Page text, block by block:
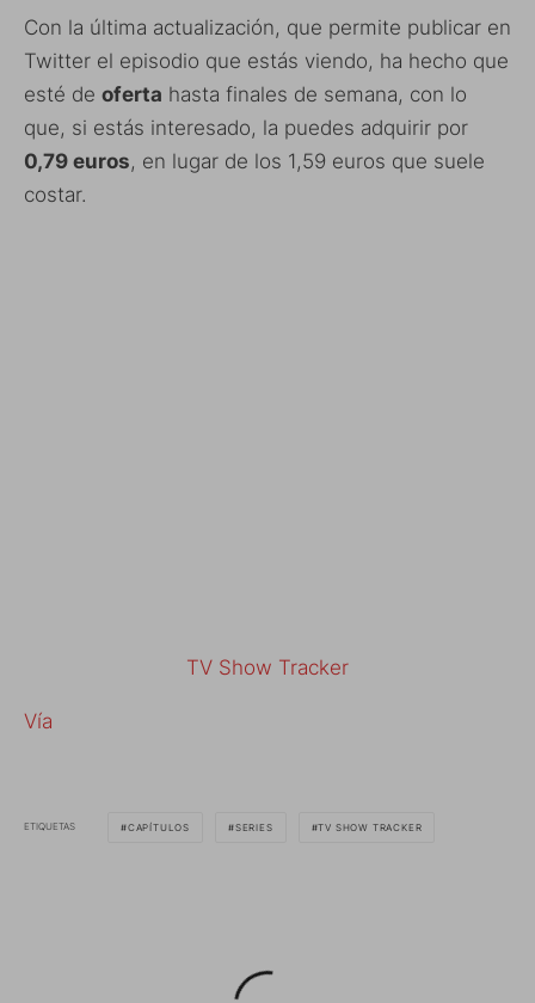
Con la última actualización, que permite publicar en
Twitter el episodio que estás viendo, ha hecho que
esté de oferta hasta finales de semana, con lo
que, si estás interesado, la puedes adquirir por
0,79 euros, en lugar de los 1,59 euros que suele
costar.
TV Show Tracker
Vía
ETIQUETAS CAPÍTULOS SERIES TV SHOW TRACKER